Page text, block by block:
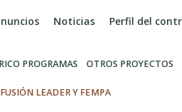
Noticias Perfil del
PROGRAMAS OTROS PROYECTOS
LEADER Y FEMPA